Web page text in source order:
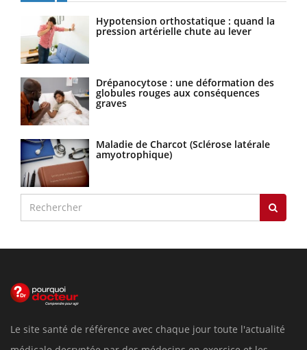
Hypotension orthostatique : quand la
pression artérielle chute au lever
Drépanocytose : une déformation des
globules rouges aux conséquences
graves
Maladie de Charcot (Sclérose latérale
amyotrophique)
Le site santé de référence avec chaque jour toute l'actualité